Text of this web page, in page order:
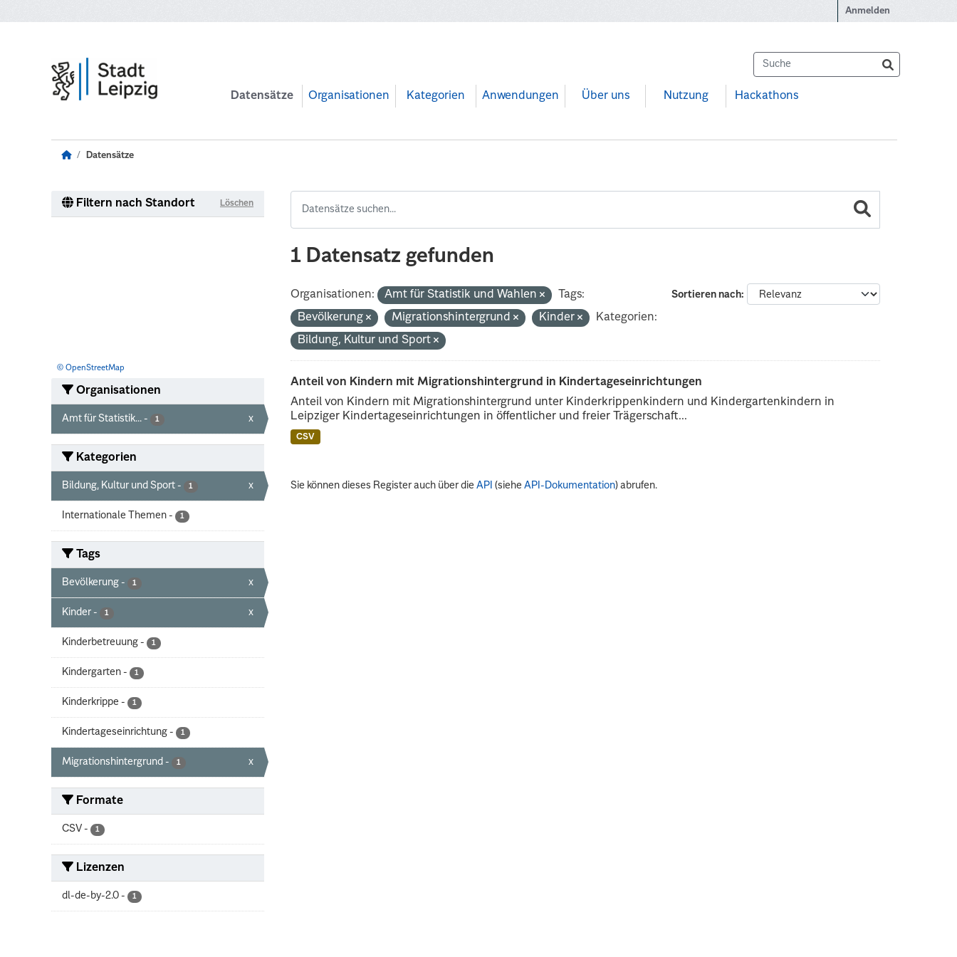
Anmelden
Datensätze Organisationen Kategorien Anwendungen Über uns Nutzung Hackathons
Datensätze
Filtern nach Standort Löschen
© OpenStreetMap
Organisationen
Amt für Statistik... - 1 x
Kategorien
Bildung, Kultur und Sport - 1 x
Internationale Themen - 1
Tags
Bevölkerung - 1 x
Kinder - 1 x
Kinderbetreuung - 1
Kindergarten - 1
Kinderkrippe - 1
Kindertageseinrichtung - 1
Migrationshintergrund - 1 x
Formate
CSV - 1
Lizenzen
dl-de-by-2.0 - 1
1 Datensatz gefunden
Sortieren nach
Organisationen: Amt für Statistik und Wahlen
Tags:
Bevölkerung
Migrationshintergrund Kinder
Kategorien:
Bildung, Kultur und Sport
Anteil von Kindern mit Migrationshintergrund in Kindertageseinrichtungen
Anteil von Kindern mit Migrationshintergrund unter Kinderkrippenkindern und Kindergartenkindern in
Leipziger Kindertageseinrichtungen in öffentlicher und freier Trägerschaft...
CSV
Sie können dieses Register auch über dieAPI (sieheAPI-Dokumentation) abrufen.